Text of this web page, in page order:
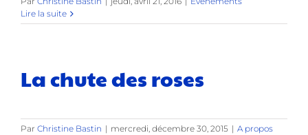
Lire la suite
La chute des roses
Par Christine Bastin | mercredi, décembre 30, 2015 | A propos